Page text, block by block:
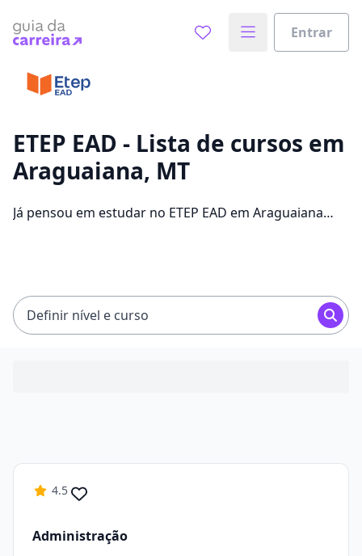
Entrar
Vamos te guiar no caminho ideal para seus estudos
ETEP EAD - Lista de cursos em
Araguaiana, MT
Já pensou em estudar no ETEP EAD em Araguaiana
Definir nível e curso
4.5
Administração